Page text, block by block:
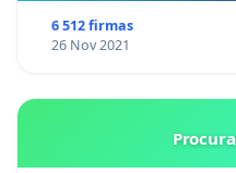
6 512 firmas
26 Nov 2021